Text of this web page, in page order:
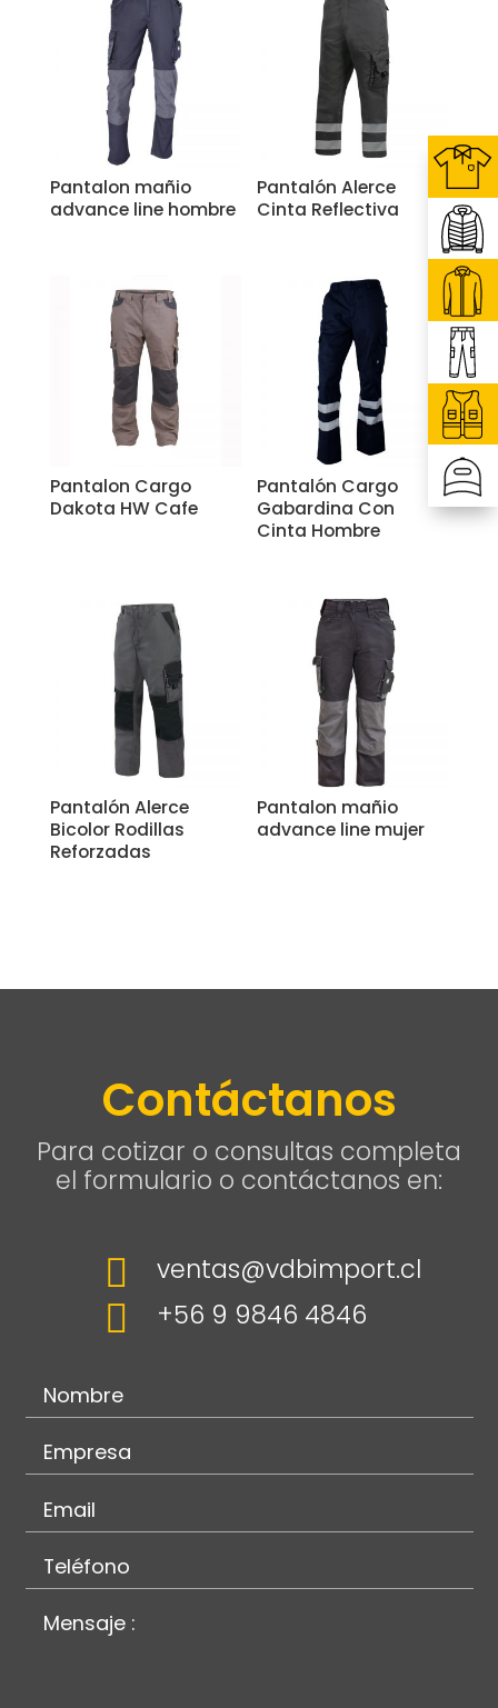
Pantalon mañio
advance line hombre
Pantalón Alerce
Cinta Reflectiva
Pantalon Cargo
Dakota HW Cafe
Pantalón Cargo
Gabardina Con
Cinta Hombre
Pantalón Alerce
Bicolor Rodillas
Reforzadas
Pantalon mañio
advance line mujer
Contáctanos
Para cotizar o consultas completa
el formulario o contáctanos en:
 ventas@vdbimport.cl
 +56 9 9846 4846